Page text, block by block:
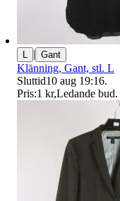
L | Gant
Klänning, Gant, stl. L
Sluttid10 aug 19:16.
Pris:1 kr,Ledande bud.